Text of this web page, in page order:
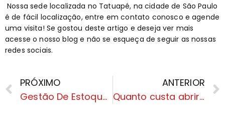
Nossa sede localizada no Tatuapé, na cidade de São Paulo
é de fácil localização, entre emcontato conosco e agende
uma visita! Se gostou deste artigo e deseja ver mais
acesse o nossoblog e não se esqueça de seguir as nossas
redes sociais.
PRÓXIMO
Gestão De Estoque em Restaurante: Como Realizar?
ANTERIOR
Quanto custa abrir uma empresa: tudo que você precisa saber!